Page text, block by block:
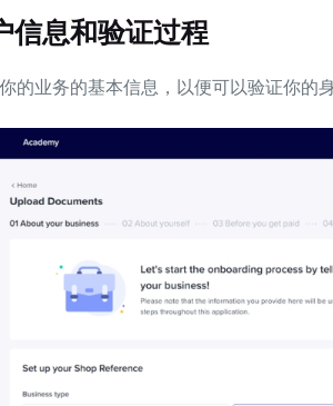
信息和验证过程
的业务的基本信息，以便可以验证你的